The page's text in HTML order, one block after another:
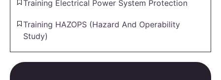
Training Electrical Power System Protection
Training HAZOPS (Hazard And Operability
Study)